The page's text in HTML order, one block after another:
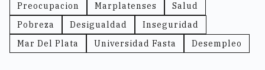
Preocupacion Marplatenses
Salud
Pobreza
Desigualdad
Inseguridad
Mar Del Plata
Universidad Fasta Desempleo